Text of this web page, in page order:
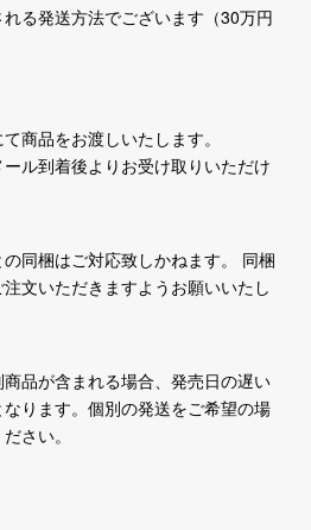
る発送方法でございます（30万円
商品をお渡しいたします。
ール到着後よりお受け取りいただけ
同梱はご対応致しかねます。 同梱
文いただきますようお願いいたし
品が含まれる場合、発売日の遅い
ります。個別の発送をご希望の場
さい。